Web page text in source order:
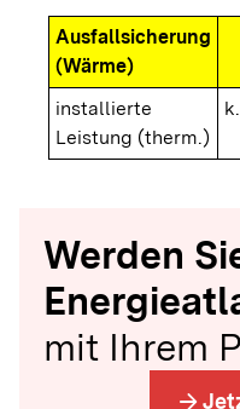
Ausfallsicherung
(Wärme)
installierte
Leistung (therm.)
Werden
mit Ihrem
arrow_forward